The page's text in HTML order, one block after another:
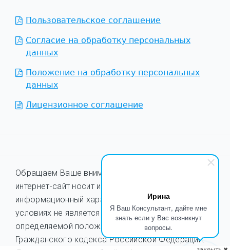
Ирина
Я Ваш Консультант, дайте мне
знать если у Вас возникнут
вопросы.
Пользовательское соглашение
Согласие на обработку персональных
данных
Положение на обработку персональных
данных
Лицензионное соглашение
Обращаем Ваше внимание на то, что данный
интернет-сайт носит исключительно
информационный характер и ни при каких
условиях не является публичной офертой,
определяемой положениями ст. 437
Гражданского кодекса Российской Федерации.